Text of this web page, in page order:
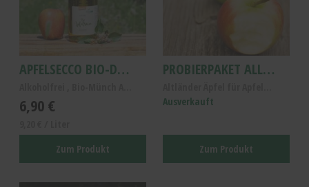
APFELSECCO BIO-DEMETER 0,75L
6,90 €
Zum Produkt
PROBIERPAKET ALLERGIKER-ÄPFEL 4 SORTEN
Ausverkauft
Zum Produkt